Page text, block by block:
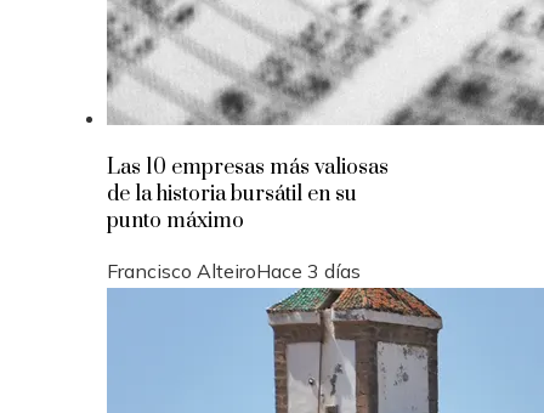
Las 10 empresas más valiosas
de la historia bursátil en su
punto máximo
Francisco AlteiroHace 3 días